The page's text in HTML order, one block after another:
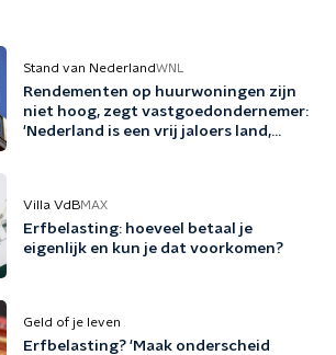
Stand van NederlandWNL
Rendementen op huurwoningen zijn
niet hoog, zegt vastgoedondernemer:
'Nederland is een vrij jaloers land,
Villa VdBMAX
Erfbelasting: hoeveel betaal je
eigenlijk en kun je dat voorkomen?
Geld of je leven
Erfbelasting? 'Maak onderscheid